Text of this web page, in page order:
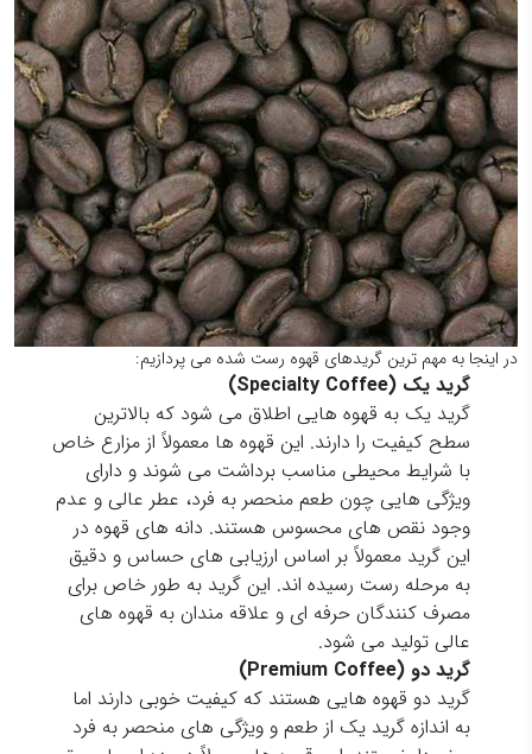
در اینجا به مهم ترین گریدهای قهوه رست شده می پردازیم:
گرید یک (Specialty Coffee)
گرید یک به قهوه هایی اطلاق می شود که بالاترین
سطح کیفیت را دارند. این قهوه ها معمولاً از مزارع خاص
با شرایط محیطی مناسب برداشت می شوند و دارای
ویژگی هایی چون طعم منحصر به فرد، عطر عالی و عدم
وجود نقص های محسوس هستند. دانه های قهوه در
این گرید معمولاً بر اساس ارزیابی های حساس و دقیق
به مرحله رست رسیده اند. این گرید به طور خاص برای
مصرف کنندگان حرفه ای و علاقه مندان به قهوه های
عالی تولید می شود.
گرید دو (Premium Coffee)
گرید دو قهوه هایی هستند که کیفیت خوبی دارند اما
به اندازه گرید یک از طعم و ویژگی های منحصر به فرد